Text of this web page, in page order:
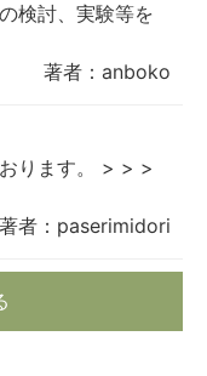
検討、実験等を
著者：anboko
ります。 > > >
著者：paserimidori